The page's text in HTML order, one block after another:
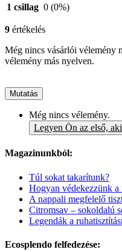
1 csillag 0 (0%)
9 értékelés
Még nincs vásárlói vélemény
vélemény más nyelven.
Mutatás
Még nincs vélemény.
Legyen Ön az első,
Magazinunkból:
Túl sokat takarítunk?
Hogyan védekezzünk a
A nappali megfelelő
Citromsav – sokoldalú
Legendák a
Ecosplendo felfedezése: